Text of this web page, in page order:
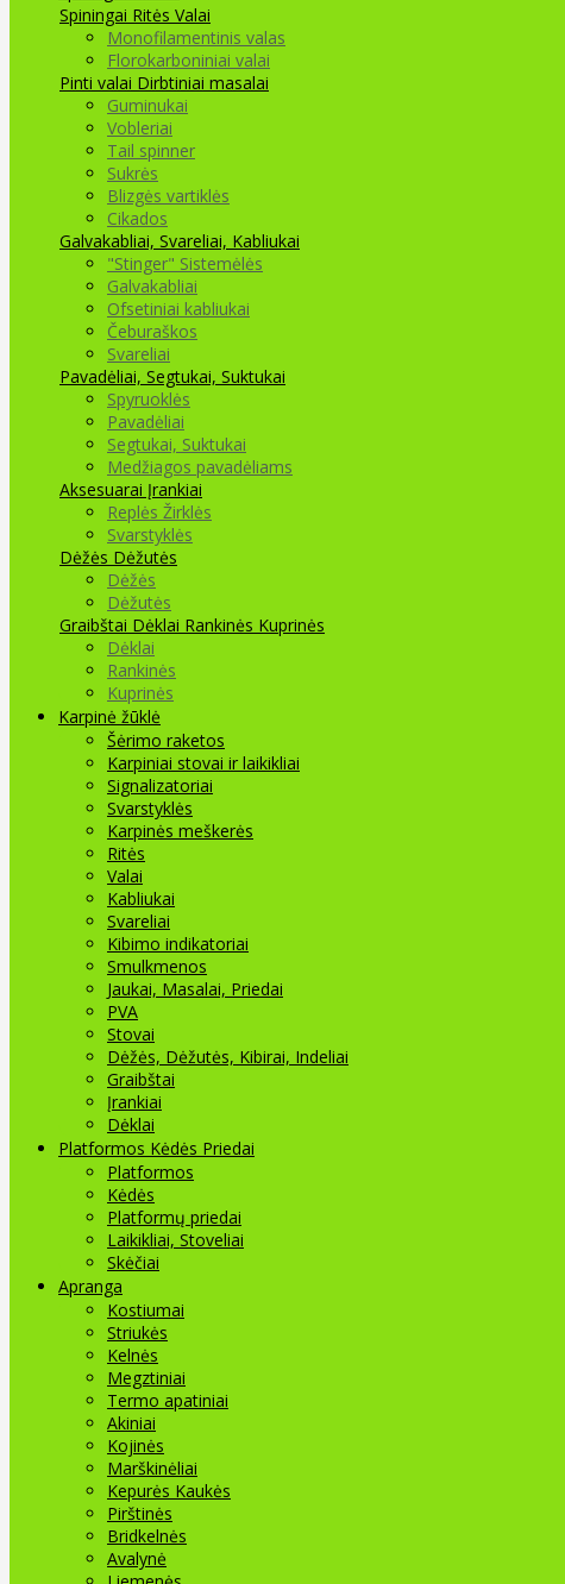
Spiningai Ritės Valai
Monofilamentinis valas
Florokarboniniai valai
Pinti valai Dirbtiniai masalai
Guminukai
Vobleriai
Tail spinner
Sukrės
Blizgės vartiklės
Cikados
Galvakabliai, Svareliai, Kabliukai
"Stinger" Sistemėlės
Galvakabliai
Ofsetiniai kabliukai
Čeburaškos
Svareliai
Pavadėliai, Segtukai, Suktukai
Spyruoklės
Pavadėliai
Segtukai, Suktukai
Medžiagos pavadėliams
Aksesuarai Įrankiai
Replės Žirklės
Svarstyklės
Dėžės Dėžutės
Dėžės
Dėžutės
Graibštai Dėklai Rankinės Kuprinės
Dėklai
Rankinės
Kuprinės
Karpinė žūklė
Šėrimo raketos
Karpiniai stovai ir laikikliai
Signalizatoriai
Svarstyklės
Karpinės meškerės
Ritės
Valai
Kabliukai
Svareliai
Kibimo indikatoriai
Smulkmenos
Jaukai, Masalai, Priedai
PVA
Stovai
Dėžės, Dėžutės, Kibirai, Indeliai
Graibštai
Įrankiai
Dėklai
Platformos Kėdės Priedai
Platformos
Kėdės
Platformų priedai
Laikikliai, Stoveliai
Skėčiai
Apranga
Kostiumai
Striukės
Kelnės
Megztiniai
Termo apatiniai
Akiniai
Kojinės
Marškinėliai
Kepurės Kaukės
Pirštinės
Bridkelnės
Avalynė